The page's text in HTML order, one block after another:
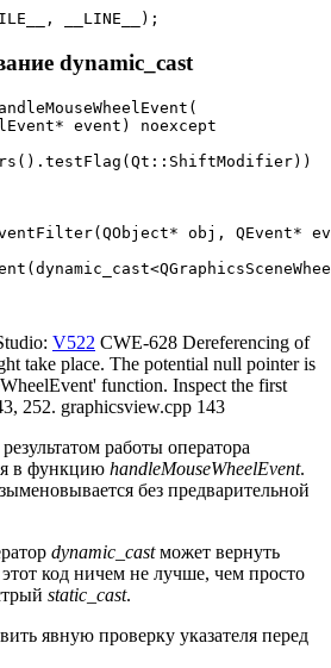
__LINE__);
dynamic_cast
event) noexcept
obj, QEvent*
V522 CWE-628 Dereferencing of
take place. The potential null pointer is
function. Inspect the first
252. graphicsview.cpp 143
работы оператора
в функцию handleMouseWheelEvent.
без предварительной
dynamic_castможет вернуть
код ничем не лучше, чем просто
static_cast.
явную проверку указателя перед